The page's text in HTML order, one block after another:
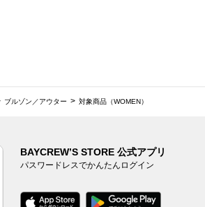
ブルゾン／アウター 対象商品（WOMEN）
BAYCREW’S STORE 公式アプリ
パスワードレスでかんたんログイン